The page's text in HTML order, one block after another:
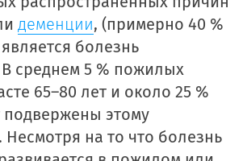
деменции, (примерно 40 %
болезнь
среднем 5 % пожилых
65–80 лет и около 25 %
подвержены этому
на то что болезнь